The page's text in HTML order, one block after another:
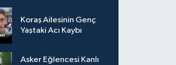
Koraş Ailesinin Genç
Yaştaki Acı Kaybı
Asker Eğlencesi Kanlı